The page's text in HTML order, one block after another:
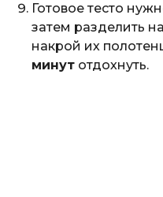
Готовое тесто
затем разделить
накрой их
минут отдохнуть.